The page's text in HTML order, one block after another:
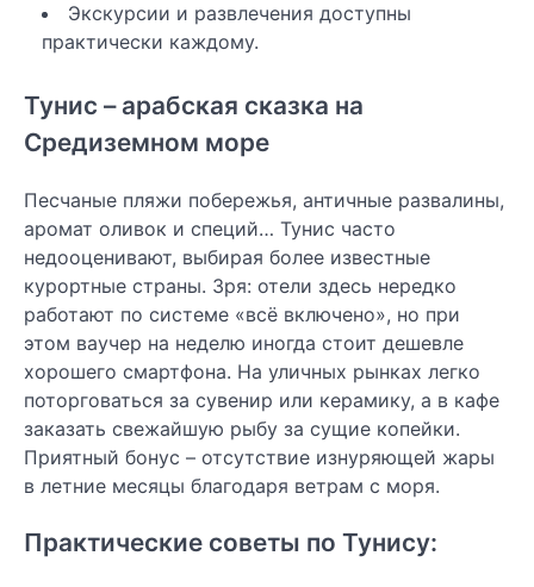
Экскурсии и развлечения доступны
практически каждому.
Тунис – арабская сказка на
Средиземном море
Песчаные пляжи побережья, античные развалины,
аромат оливок и специй… Тунис часто
недооценивают, выбирая более известные
курортные страны. Зря: отели здесь нередко
работают по системе «всё включено», но при
этом ваучер на неделю иногда стоит дешевле
хорошего смартфона. На уличных рынках легко
поторговаться за сувенир или керамику, а в кафе
заказать свежайшую рыбу за сущие копейки.
Приятный бонус – отсутствие изнуряющей жары
в летние месяцы благодаря ветрам с моря.
Практические советы по Тунису: